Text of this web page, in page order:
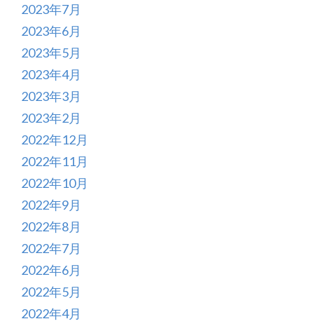
2023年7月
2023年6月
2023年5月
2023年4月
2023年3月
2023年2月
2022年12月
2022年11月
2022年10月
2022年9月
2022年8月
2022年7月
2022年6月
2022年5月
2022年4月